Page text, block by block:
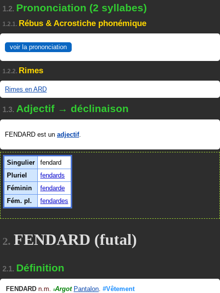
1.2. Prononciation (2 syllabes)
1.2.1. Rébus & Acrostiche phonémique
voir la prononciation
1.2.2. Rimes
Rimes en ARD
1.3. Adjectif → déclinaison
FENDARD est un adjectif.
Singulier
fendard
Pluriel
fendards
Féminin
fendarde
Fém. pl.
fendardes
2. FENDARD (futal)
2.1. Définition
FENDARD n.m. #Argot Pantalon. #Vêtement